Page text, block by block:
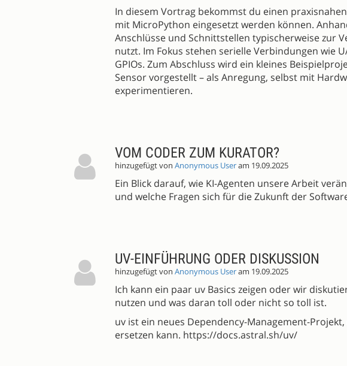
In diesem Vortrag bekommst du einen
mit MicroPython eingesetzt werden können.
Anschlüsse und Schnittstellen typischerweise zur
nutzt. Im Fokus stehen serielle Verbindungen wie
GPIOs. Zum Abschluss wird ein kleines
Sensor vorgestellt – als Anregung, selbst mit
experimentieren.
VOM CODER ZUM KURATOR?
hinzugefügt von Anonymous Useram 19.09.2025
Ein Blick darauf, wie KI-Agenten unsere Arbeit
und welche Fragen sich für die Zukunft der
UV-EINFÜHRUNG ODER DISKUSSION
hinzugefügt von Anonymous Useram 19.09.2025
Ich kann ein paar uv Basics zeigen oder wir
nutzen und was daran toll oder nicht so toll ist.
uv ist ein neues Dependency-Management-
ersetzen kann. https://docs.astral.sh/uv/